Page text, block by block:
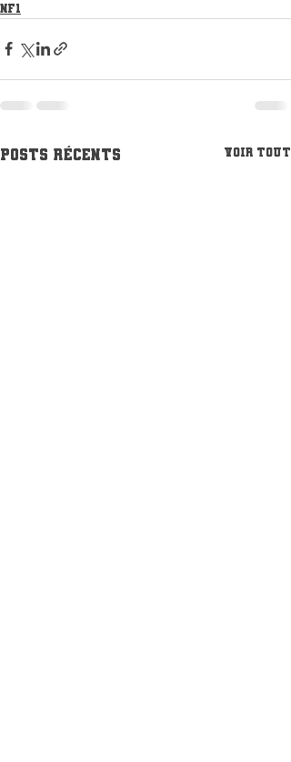
NF1
Posts récents Voir tout